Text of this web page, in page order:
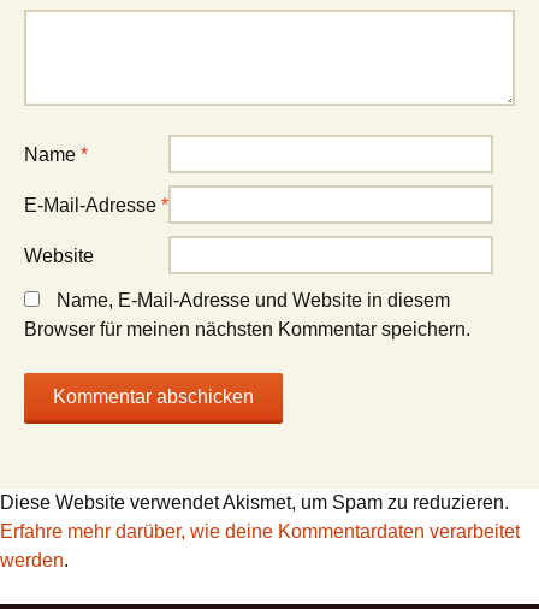
Name *
E-Mail-Adresse *
Website
Name, E-Mail-Adresse und Website in diesem
Browser für meinen nächsten Kommentar speichern.
Diese Website verwendet Akismet, um Spam zu reduzieren.
Erfahre mehr darüber, wie deine Kommentardaten verarbeitet
werden.